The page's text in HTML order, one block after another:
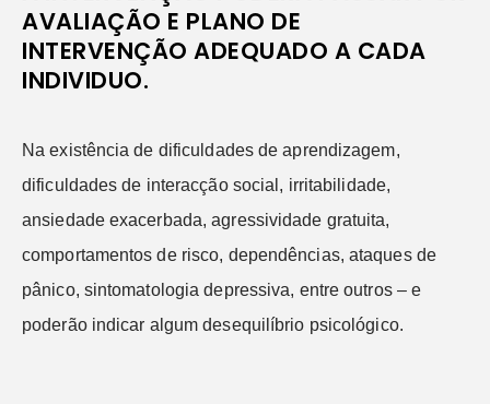
AVALIAÇÃO E PLANO DE
INTERVENÇÃO ADEQUADO A CADA
INDIVIDUO.
Na existência de dificuldades de aprendizagem,
dificuldades de interacção social, irritabilidade,
ansiedade exacerbada, agressividade gratuita,
comportamentos de risco, dependências, ataques de
pânico, sintomatologia depressiva, entre outros – e
poderão indicar algum desequilíbrio psicológico.